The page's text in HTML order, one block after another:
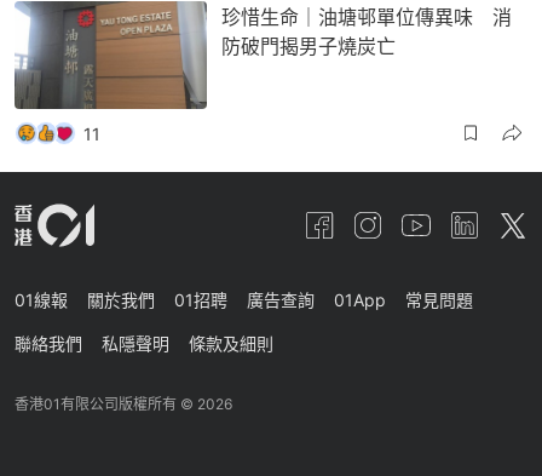
珍惜生命｜油塘邨單位傳異味 消
防破門揭男子燒炭亡
11
01線報 關於我們 01招聘 廣告查詢 01App 常見問題
聯絡我們 私隱聲明 條款及細則
香港01有限公司版權所有 © 2026